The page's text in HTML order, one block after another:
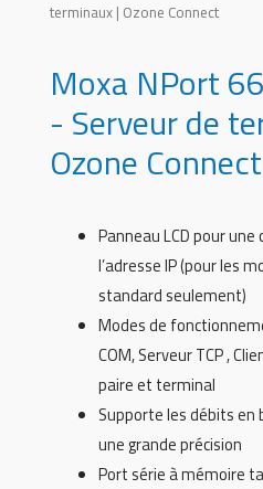
terminaux | Ozone Connect
Moxa NPort
- Serveur de
Ozone Connect
Panneau LCD pour
l’adresse IP (pour les
standard seulement)
Modes de
COM, Serveur TCP ,
paire et terminal
Supporte les débits en
une grande précision
Port série à mémoire